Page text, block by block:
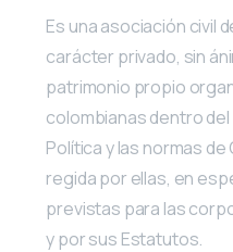
Es una asociación civil
carácter privado, sin
patrimonio propio
colombianas dentro
Política y las normas
regida por ellas, en
previstas para las
y por sus Estatutos.